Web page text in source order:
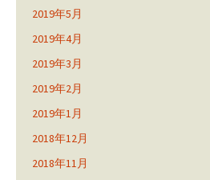
2019年5月
2019年4月
2019年3月
2019年2月
2019年1月
2018年12月
2018年11月